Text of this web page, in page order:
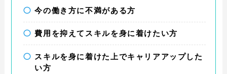
今の働き方に不満がある方
費用を抑えてスキルを身に着けたい方
スキルを身に着けた上でキャリアアップした
い方